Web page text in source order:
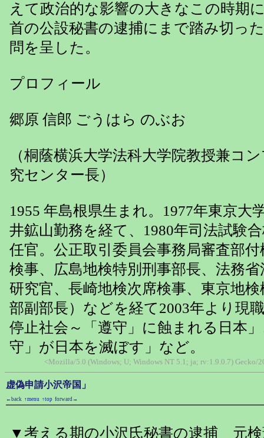
えて政治的な影響の大きなこの時期
首の公設秘書の逮捕にまで踏み切っ
問を呈した。
プロフィール
郷原 信郎 ごうはら のぶお
（桐蔭横浜大学法科大学院教授兼コ
究センター長）
1955 年島根県生まれ。1977年東京大
井鉱山勤務を経て、1980年司法試験
任官。公正取引委員会事務局審査部
検事、広島地検特別刑事部長、法務
研究官、長崎地検次席検事、東京地
部副部長）などを経て2003年より現
停止社会～「遵守」に蝕まれる日本
守」が日本を滅ぼす」など。
<Mozilla/5.0 (Windows; U; Windows NT 5.1; ja; rv:1.9.0.7) Gecko/
虚偽申請小沢帝国」
←back ↑menu ↑top forward→
▼考える期の小沢氏秘書の逮捕 元検